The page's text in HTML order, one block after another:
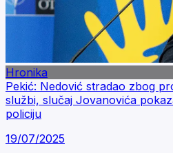
Hronika
Pekić: Nedović stradao zbog
službi, slučaj Jovanovića
policiju
19/07/2025